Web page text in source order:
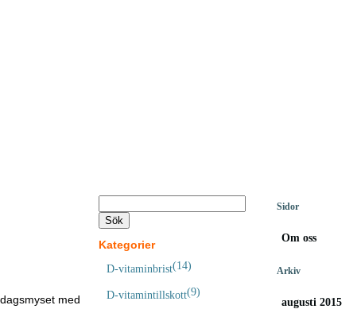
med
Kategorier
D-vitaminbrist(14)
D-vitamintillskott(9)
Sidor
Om oss
Arkiv
augusti 2015